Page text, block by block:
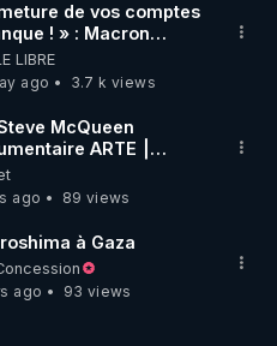
de vos comptes
! » : Macron
une loi folle !
LIBRE
ago
3.7 k views
McQueen
ARTE ⎮
ago
89 views
à Gaza
ago
93 views